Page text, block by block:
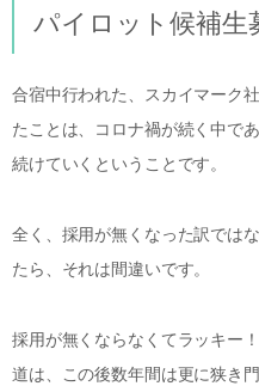
パイロット候補生
合宿中行われた、スカイマーク
たことは、コロナ禍が続く中で
続けていくということです。
全く、採用が無くなった訳では
たら、それは間違いです。
採用が無くならなくてラッキー
道は、この後数年間は更に狭き